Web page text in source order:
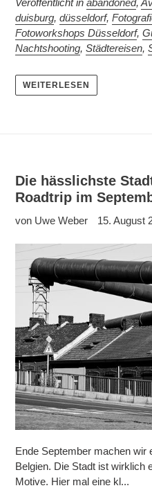
duisburg, düsseldorf,
Fotoworkshops Düsseldorf,
Nachtshooting, Städtereisen,
WEITERLESEN
Die hässlichste
Roadtrip im
von Uwe Weber 15. August
Ende September machen wir
Belgien. Die Stadt ist wirklich
Motive. Hier mal eine kl...